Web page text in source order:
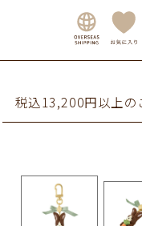
税込13,200円以上の